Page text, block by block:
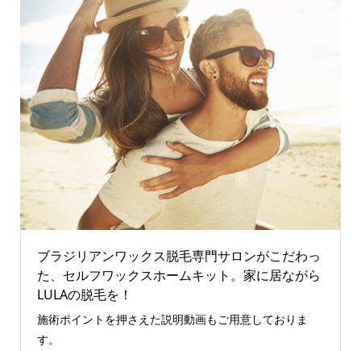
ブラジリアンワックス脱毛専門サロンがこだわっ
た、セルフワックスホームキット。家に居ながら
LULAの脱毛を！
施術ポイントを押さえた説明動画もご用意しておりま
す。